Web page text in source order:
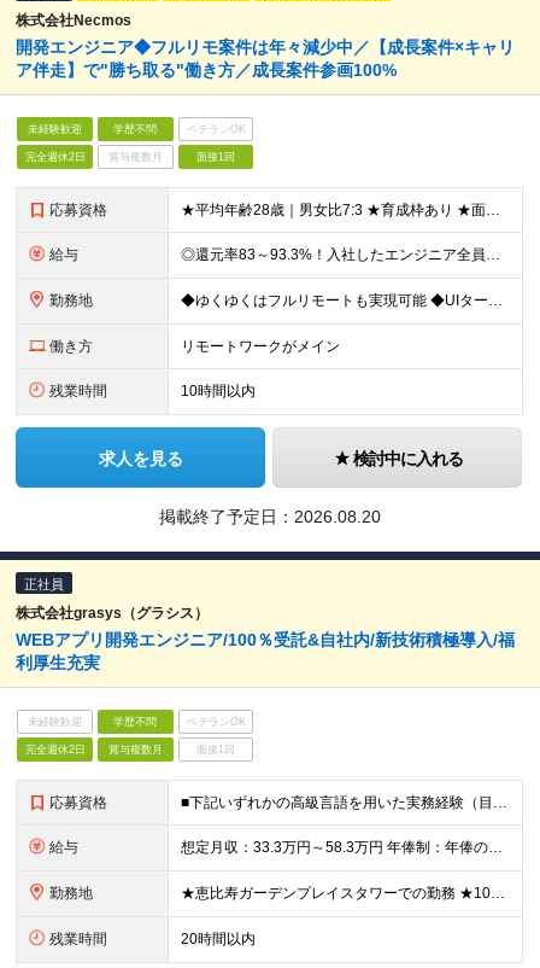
株式会社Necmos
開発エンジニア◆フルリモ案件は年々減少中／【成長案件×キャリ
ア伴走】で"勝ち取る"働き方／成長案件参画100%
未経験歓迎 学歴不問 ベテランOK
完全週休2日 賞与複数月 面接1回
応募資格 ★平均年齢28歳｜男女比7:3 ★育成枠あり ★面接1回スピード選考 ★20代～30代活躍中 ★学歴不問 【応募条件】 ◎経験者 何らかの開発・設計構築の経験をお持ちの方 └言語・業界・ジャンル不問
給与 ◎還元率83～93.3%！入社したエンジニア全員年収UP（平均160万円UP/平均月給45万円） ◎上昇還元率制・単価連動型⇒会社利益は最大10万円！残り全てを還元 ◎平均月単価は67万円 月給40
勤務地 ◆ゆくゆくはフルリモートも実現可能 ◆UIターン歓迎！転勤なし 【本社】 〒155-0032 東京都世田谷区代沢5-30-2 A＊G下北沢2F-2 ＼理想の働き方を実現／ ・在宅勤務と出社を自由に
働き方 リモートワークがメイン
残業時間 10時間以内
求人を見る 検討中に入れる
掲載終了予定日： 2026.08.20
正社員
株式会社grasys（グラシス）
WEBアプリ開発エンジニア/100％受託&自社内/新技術積極導入/福
利厚生充実
未経験歓迎 学歴不問 ベテランOK
完全週休2日 賞与複数月 面接1回
応募資格 ■下記いずれかの高級言語を用いた実務経験（目安：1年以上 ） ーPython、Java、C、C#、C++、Ruby、Go、PHP等 ・Webアプリケーションにおける実装、運用までの一貫した実務経験 ・
給与 想定月収：33.3万円～58.3万円 年俸制：年俸の1/12を毎月支給／400万～700万円(12分割)＋各種手当+業績賞与＋交通費 ★昇給査定年2回 ★3か月ごとのインセンティブあり ★入社1年後に
勤務地 ★恵比寿ガーデンプレイスタワーでの勤務 ★100％自社内開発＆受託案件 【本社】 東京都渋谷区恵比寿4-20-3 恵比寿ガーデンプレイスタワー11階 ※(変更の範囲)上記を除く当社関連勤務地
残業時間 20時間以内